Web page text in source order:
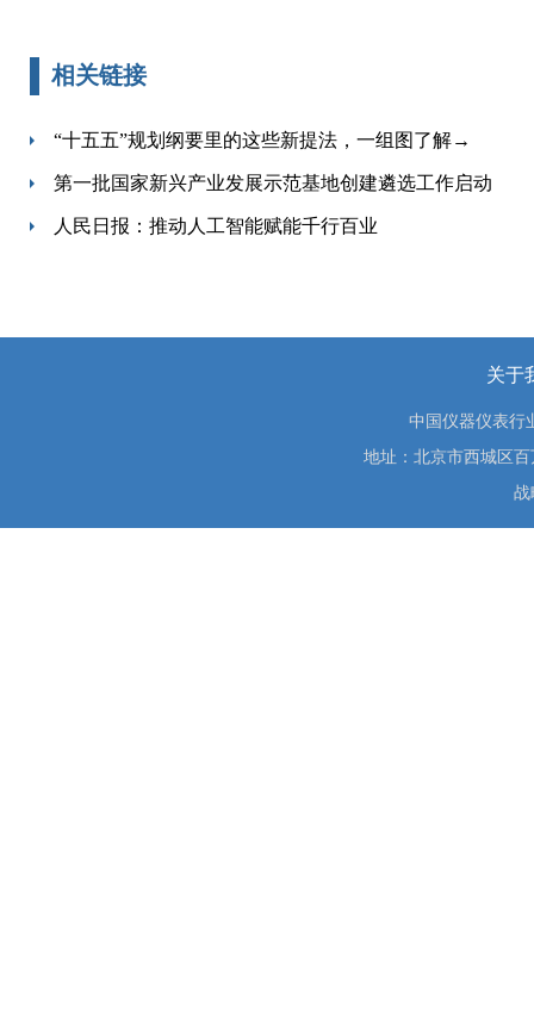
相关链接
“十五五”规划纲要里的这些新提法，一组图了解→
第一批国家新兴产业发展示范基地创建遴选工作启动
人民日报：推动人工智能赋能千行百业
关于
中国仪器仪表
地址：北京市西城区
战